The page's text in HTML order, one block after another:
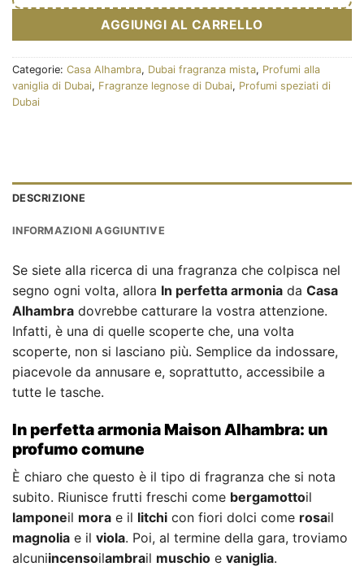
AGGIUNGI AL CARRELLO
Categorie: Casa Alhambra, Dubai fragranza mista, Profumi alla
vaniglia di Dubai, Fragranze legnose di Dubai, Profumi speziati di
Dubai
DESCRIZIONE
INFORMAZIONI AGGIUNTIVE
Se siete alla ricerca di una fragranza che colpisca nel
segno ogni volta, allora In perfetta armonia da Casa
Alhambra dovrebbe catturare la vostra attenzione.
Infatti, è una di quelle scoperte che, una volta
scoperte, non si lasciano più. Semplice da indossare,
piacevole da annusare e, soprattutto, accessibile a
tutte le tasche.
In perfetta armonia Maison Alhambra: un
profumo comune
È chiaro che questo è il tipo di fragranza che si nota
subito. Riunisce frutti freschi come bergamottoil
lamponeil mora e il litchi con fiori dolci come rosail
magnolia e il viola. Poi, al termine della gara, troviamo
alcuniincensoilambrail muschio e vaniglia.